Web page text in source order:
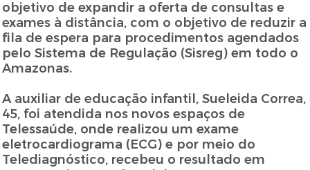
objetivo de expandir a oferta de consultas e
exames à distância, com o objetivo de reduzir a
fila de espera para procedimentos agendados
pelo Sistema de Regulação (Sisreg) em todo o
Amazonas.
A auxiliar de educação infantil, Sueleida Correa,
45, foi atendida nos novos espaços de
Telessaúde, onde realizou um exame
eletrocardiograma (ECG) e por meio do
Telediagnóstico, recebeu o resultado em